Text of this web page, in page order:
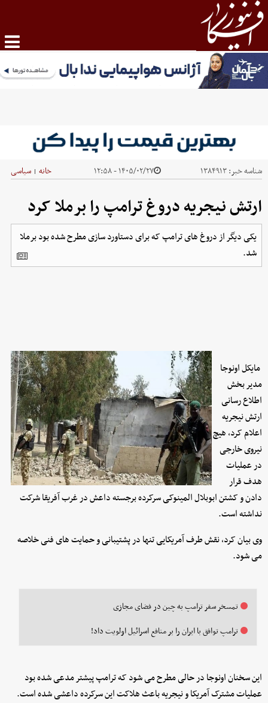
شناسه خبر:۱۳۸۴۹۱۳ ۱۴۰۵/۰۲/۲۷ - ۱۲:۵۸ خانه | سیاسی
ارتش نیجریه دروغ ترامپ را برملا کرد
یکی دیگر از دروغ های ترامپ که برای دستاورد سازی مطرح شده بود برملا
شد.
مایکل اونوجا
مدیر بخش
اطلاع رسانی
ارتش نیجریه
اعلام کرد، هیچ
نیروی خارجی
در عملیات
هدف قرار
دادن و کشتن ابوبلال المینوکی سرکرده برجسته داعش در غرب آفریقا شرکت
نداشته است.
وی بیان کرد، نقش طرف آمریکایی تنها در پشتیبانی و حمایت های فنی خلاصه
می شود.
تمسخر سفر ترامپ به چین در فضای مجازی
ترامپ توافق با ایران را بر منافع اسرائیل اولویت داد!
این سخنان اونوجا در حالی مطرح می شود که ترامپ پیشتر مدعی شده بود
عملیات مشترک آمریکا و نیجریه باعث هلاکت این سرکرده داعشی شده است.